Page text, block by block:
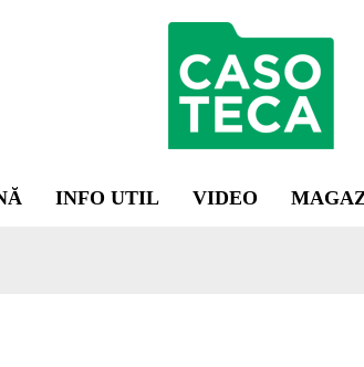
INFO UTIL VIDEO